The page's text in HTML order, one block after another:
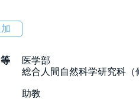
医学部
総合人間自然科学研究科
助教